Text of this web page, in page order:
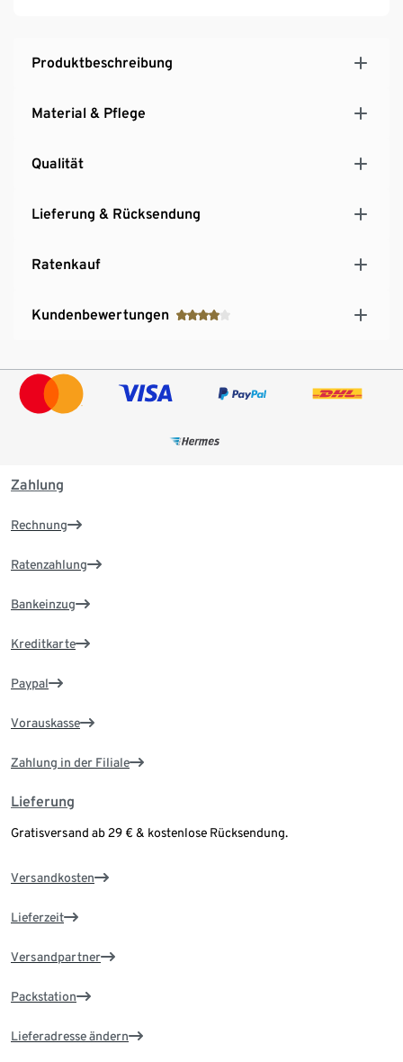
Produktbeschreibung
Material & Pflege
Qualität
Lieferung & Rücksendung
Ratenkauf
Kundenbewertungen
Zahlung
Rechnung
Ratenzahlung
Bankeinzug
Kreditkarte
Paypal
Vorauskasse
Zahlung in der Filiale
Lieferung
Gratisversand ab 29 € & kostenlose Rücksendung.
Versandkosten
Lieferzeit
Versandpartner
Packstation
Lieferadresse ändern